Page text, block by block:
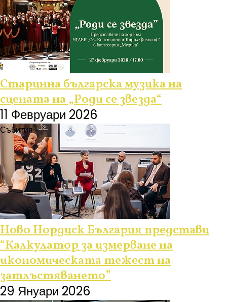
Старинна българска музика на
сцената на „Роди се звезда“
11 Февруари 2026
Събития
Ново Нордиск България представи
“Калкулатор за измерване на
икономическата тежест на
затлъстяването”
29 Януари 2026